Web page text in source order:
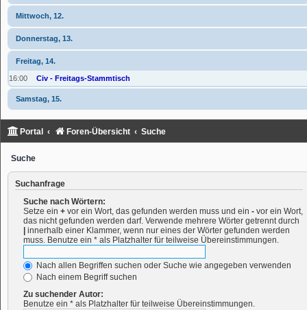
Mittwoch, 12.
Donnerstag, 13.
Freitag, 14.
16:00 Civ - Freitags-Stammtisch
Samstag, 15.
Portal Foren-Übersicht Suche
Suche
Suchanfrage
Suche nach Wörtern:
Setze ein + vor ein Wort, das gefunden werden muss und ein - vor ein Wort,
das nicht gefunden werden darf. Verwende mehrere Wörter getrennt durch
| innerhalb einer Klammer, wenn nur eines der Wörter gefunden werden
muss. Benutze ein * als Platzhalter für teilweise Übereinstimmungen.
Nach allen Begriffen suchen oder Suche wie angegeben verwenden
Nach einem Begriff suchen
Zu suchender Autor:
Benutze ein * als Platzhalter für teilweise Übereinstimmungen.